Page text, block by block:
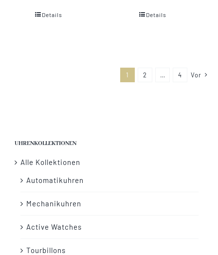
Details Details
1 2 … 4 Vor
UHRENKOLLEKTIONEN
Alle Kollektionen
Automatikuhren
Mechanikuhren
Active Watches
Tourbillons